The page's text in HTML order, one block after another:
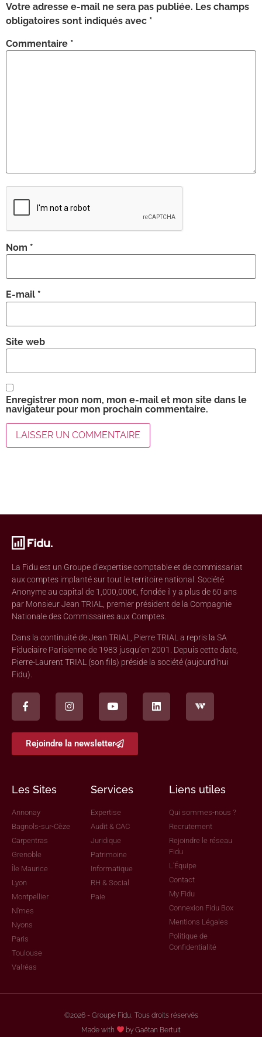
Votre adresse e-mail ne sera pas publiée. Les champs
obligatoires sont indiqués avec *
Commentaire *
Nom *
E-mail *
Site web
Enregistrer mon nom, mon e-mail et mon site dans le
navigateur pour mon prochain commentaire.
La Fidu est un Groupe d’expertise comptable et de commissariat
aux comptes implanté sur tout le territoire national. Société
Anonyme au capital de 1,000,000€, fondée il y a plus de 60 ans
par Monsieur Jean TRIAL, premier président de la Compagnie
Nationale des Commissaires aux Comptes.
Dans la continuité de Jean TRIAL, Pierre TRIAL a repris la SA
Fiduciaire Parisienne de 1983 jusqu’en 2001. Depuis cette date,
Pierre-Laurent TRIAL (son fils) préside la société (aujourd’hui
Fidu).
Rejoindre la newsletter
Les Sites
Annonay
Bagnols-sur-Cèze
Carpentras
Grenoble
Île Maurice
Lyon
Montpellier
Nîmes
Nyons
Paris
Toulouse
Valréas
Services
Expertise
Audit & CAC
Juridique
Patrimoine
Informatique
RH & Social
Paie
Liens utiles
Qui sommes-nous ?
Recrutement
Rejoindre le réseau
Fidu
L'Équipe
Contact
My Fidu
Connexion Fidu Box
Mentions Légales
Politique de
Confidentialité
©2026 - Groupe Fidu, Tous droits réservés
Made with
by Gaëtan Bertuit